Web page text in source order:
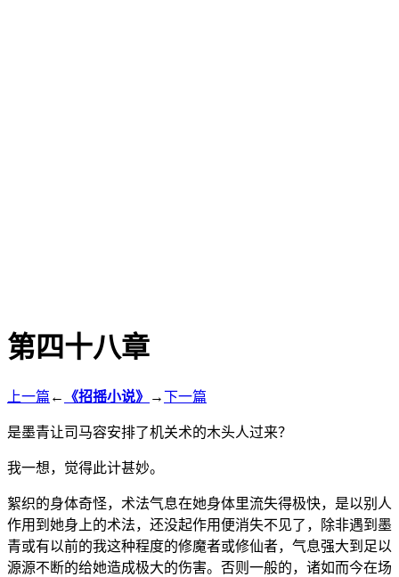
第四十八章
上一篇 ← 《招摇小说》 →下一篇
是墨青让司马容安排了机关术的木头人过来？
我一想，觉得此计甚妙。
絮织的身体奇怪，术法气息在她身体里流失得极快，是以别人
作用到她身上的术法，还没起作用便消失不见了，除非遇到墨
青或有以前的我这种程度的修魔者或修仙者，气息强大到足以
源源不断的给她造成极大的伤害。否则一般的，诸如而今在场